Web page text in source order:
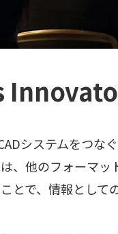
システムをつな
、他のフォーマ
とで、情報とし